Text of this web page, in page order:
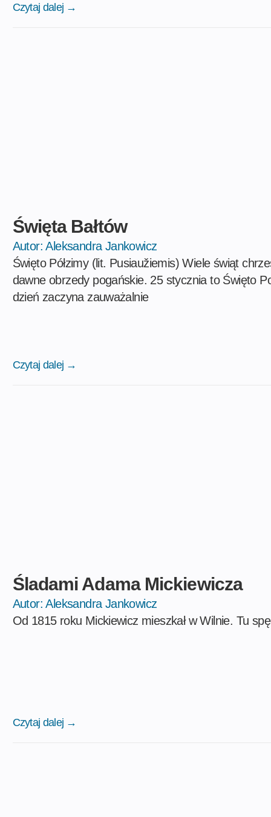
Czytaj dalej →
Święta Bałtów
Autor: Aleksandra Jankowicz
Święto Półzimy (lit. Pusiaužiemis) Wiele świąt
dawne obrzedy pogańskie. 25 stycznia to Święto
dzień zaczyna zauważalnie
Czytaj dalej →
Śladami Adama Mickiewicza
Autor: Aleksandra Jankowicz
Od 1815 roku Mickiewicz mieszkał w Wilnie. Tu
Czytaj dalej →